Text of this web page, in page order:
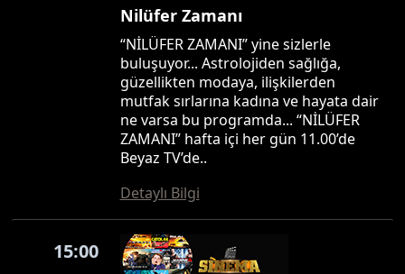
Nilüfer Zamanı
“NİLÜFER ZAMANI” yine sizlerle
buluşuyor... Astrolojiden sağlığa,
güzellikten modaya, ilişkilerden
mutfak sırlarına kadına ve hayata dair
ne varsa bu programda... “NİLÜFER
ZAMANI” hafta içi her gün 11.00’de
Beyaz TV’de..
Detaylı Bilgi
15:00